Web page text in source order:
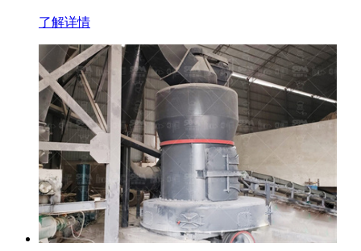
了解详情